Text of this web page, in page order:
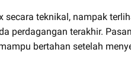
teknikal, nampak
perdagangan terakhir.
bertahan setelah